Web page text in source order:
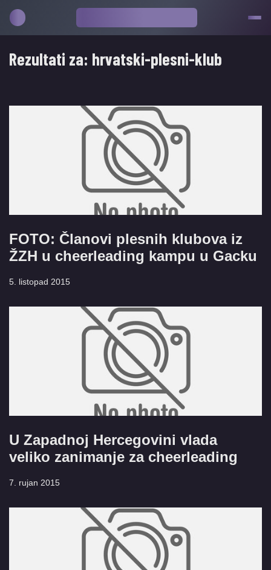
Rezultati za: hrvatski-plesni-klub
FOTO: Članovi plesnih klubova iz
ŽZH u cheerleading kampu u Gacku
5. listopad 2015
U Zapadnoj Hercegovini vlada
veliko zanimanje za cheerleading
7. rujan 2015